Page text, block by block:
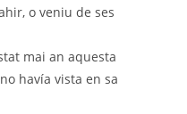
o veniu de ses
mai an aquesta
havía vista en sa